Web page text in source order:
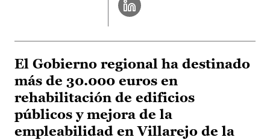
El Gobierno regional ha destinado
más de 30.000 euros en
rehabilitación de edificios
públicos y mejora de la
empleabilidad en Villarejo de la